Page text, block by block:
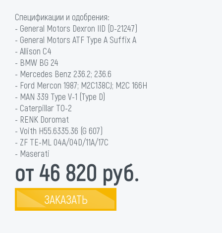
Спецификации и одобрения:
- General Motors Dexron IID (D-21247)
- General Motors ATF Type A Suffix A
- Allison C4
- BMW BG 24
- Mercedes Benz 236.2; 236.6
- Ford Mercon 1987; M2C138CJ; M2C 166H
- MAN 339 Type V-1 (Type D)
- Caterpillar TO-2
- RENK Doromat
- Voith H55.6335.36 (G 607)
- ZF TE-ML 04A/04D/11A/17C
- Maserati
от 46 820 руб.
ЗАКАЗАТЬ